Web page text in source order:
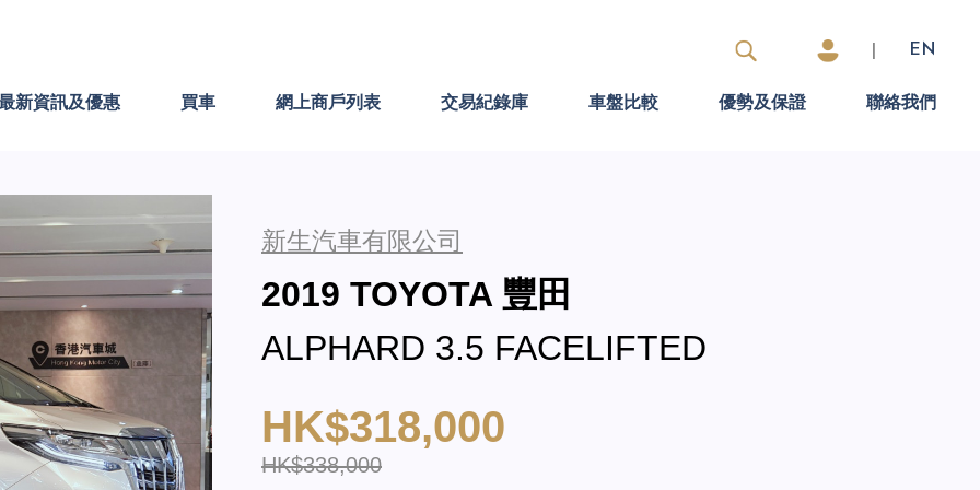
EN
新資訊及優惠 買車 網上商戶列表 交易紀錄庫 車盤比較 優勢及保證 聯絡我們
新生汽車有限公司
2019 TOYOTA 豐田
ALPHARD 3.5 FACELIFTED
HK$318,000
HK$338,000